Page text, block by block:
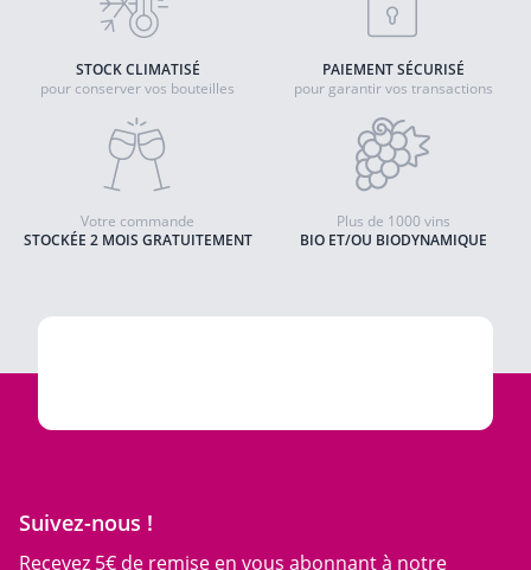
STOCK CLIMATISÉ
pour conserver vos bouteilles
PAIEMENT SÉCURISÉ
pour garantir vos transactions
STOCKÉE 2 MOIS GRATUITEMENT
Votre commande
BIO ET/OU BIODYNAMIQUE
Plus de 1000 vins
Suivez-nous !
Recevez 5€ de remise en vous abonnant à notre